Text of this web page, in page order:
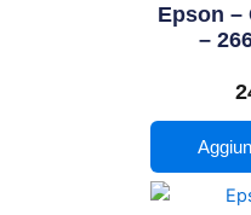
Epson –
–